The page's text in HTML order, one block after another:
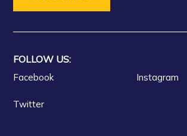
FOLLOW US:
Facebook Instagram
Twitter